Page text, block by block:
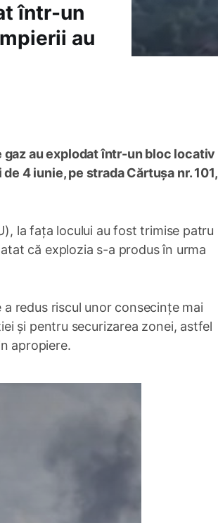
într-un
au
gaz au explodat într-un bloc locativ
4 iunie, pe strada Cărtușa nr. 101,
la fața locului au fost trimise patru
că explozia s-a produs în urma
redus riscul unor consecințe mai
și pentru securizarea zonei, astfel
apropiere.